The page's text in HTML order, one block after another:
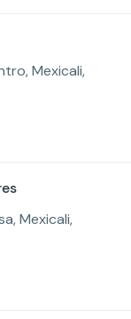
Mexicali,
Mexicali,